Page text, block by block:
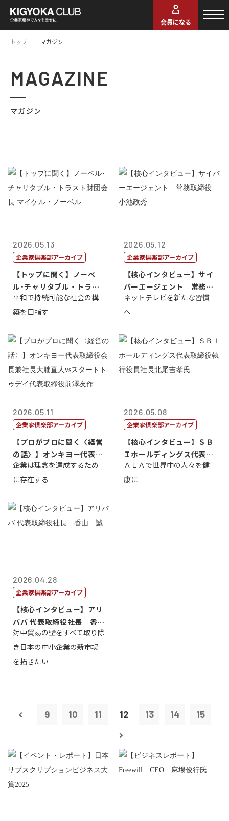
会員になる
トップ マガジン
MAGAZINE
マガジン
2026.05.13
企業家倶楽部アーカイブ
【トップに聞く】ノーベ
ル･チャリタブル・トラス
ト財団会長 マ...
平和で持続可能な社会の構
築を目指す
2026.05.12
企業家倶楽部アーカイブ
【核心インタビュー】サイ
バーエージェント 常務取
締役 小池政...
ネットテレビを新たな習慣
へ
2026.05.11
企業家倶楽部アーカイブ
【プロがプロに聞く〈経営
の話〉】オンキヨー代表取
締役会長兼社...
企業は理念を達成するため
に存在する
2026.05.08
企業家倶楽部アーカイブ
【核心インタビュー】ＳＢ
Ｉホールディングス代表取
締役執行役員...
ＡＬＡで世界中の人々を健
康に
2026.04.28
企業家倶楽部アーカイブ
【核心インタビュー】アリ
ババ 代表取締役社長 香
山 誠
対中貿易の壁をすべて取り除
き日本の中小企業の新市場
を拓きたい
9 10 11 12 13 14 15